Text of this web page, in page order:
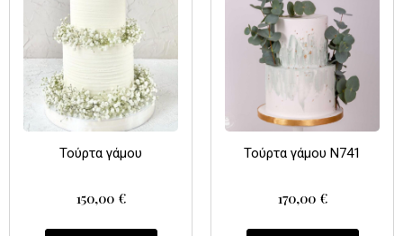
Τούρτα γάμου
150,00 €
Τούρτα γάμου N741
170,00 €